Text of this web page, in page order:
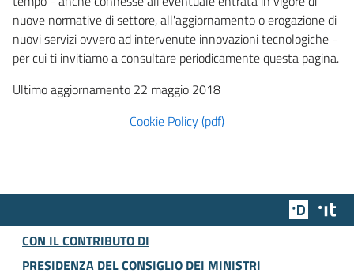
nuove normative di settore, all'aggiornamento o erogazione di
nuovi servizi ovvero ad intervenute innovazioni tecnologiche -
per cui ti invitiamo a consultare periodicamente questa pagina.
Ultimo aggiornamento 22 maggio 2018
Cookie Policy (pdf)
Team
CON IL CONTRIBUTO DI
PRESIDENZA DEL CONSIGLIO DEI MINISTRI